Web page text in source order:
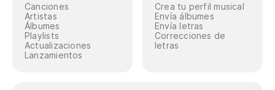
Canciones
Artistas
Álbumes
Playlists
Actualizaciones
Lanzamientos
Crea tu perfil musical
Envía álbumes
Envía letras
Correcciones de
letras